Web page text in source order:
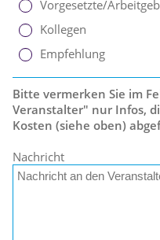
Vorgesetzte/
Kollegen
Empfehlung
Bitte vermerken Sie im
Veranstalter" nur Infos,
Kosten (siehe oben)
Nachricht